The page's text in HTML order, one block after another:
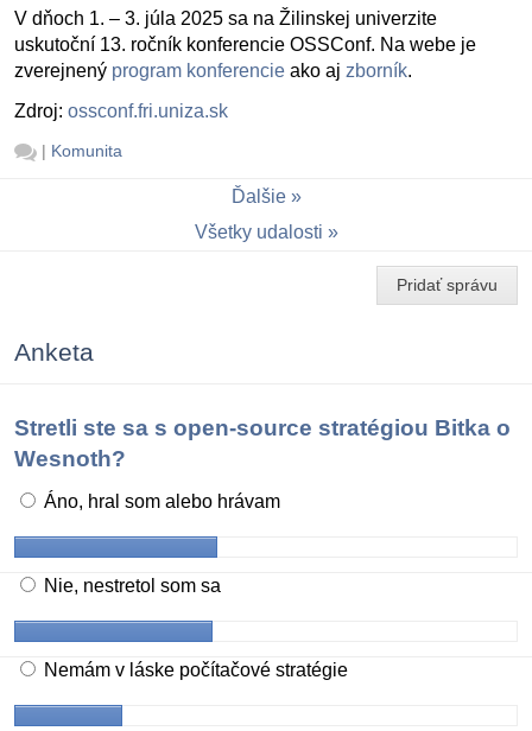
V dňoch 1. – 3. júla 2025 sa na Žilinskej univerzite
uskutoční 13. ročník konferencie OSSConf. Na webe je
zverejnený program konferencie ako aj zborník.
Zdroj: ossconf.fri.uniza.sk
| Komunita
Ďalšie
Všetky udalosti
Pridať správu
Anketa
Stretli ste sa s open-source stratégiou Bitka o
Wesnoth?
Áno, hral som alebo hrávam
Nie, nestretol som sa
Nemám v láske počítačové stratégie